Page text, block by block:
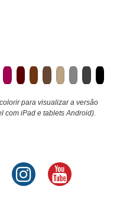
para visualizar a versão
com iPad e tablets Android).